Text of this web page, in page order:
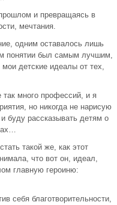
и превращаясь в
мечтания.
одним оставалось лишь
понятии был самым лучшим,
детские идеалы от тех,
много профессий, и я
но никогда не нарисую
буду рассказывать детям о
такой же, как этот
что вот он, идеал,
главную героиню:
себя благотворительности,